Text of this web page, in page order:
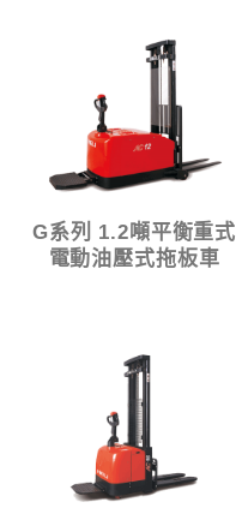
G系列 1.2噸平衡重式
電動油壓式拖板車